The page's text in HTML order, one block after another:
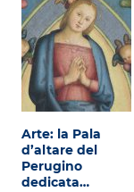
Arte: la Pala
d’altare del
Perugino
dedicata…